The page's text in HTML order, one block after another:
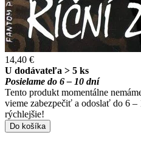
14,40 €
U dodávateľa > 5 ks
Posielame do 6 – 10 dní
Tento produkt momentálne
vieme zabezpečiť a odoslať do 6 –
rýchlejšie!
Do košíka